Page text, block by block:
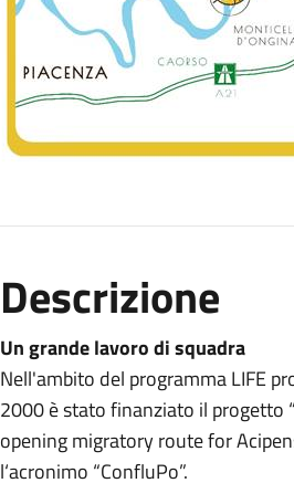
Descrizione
Un grande lavoro di squadra
Nell'ambito del programma LIFE
2000 è stato finanziato il progetto
opening migratory route for
l‘acronimo “ConfluPo”.